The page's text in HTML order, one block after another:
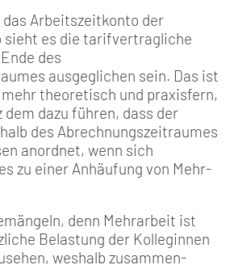
Arbeitszeitkonto der
sieht es die tarifvertragliche
des
ausgeglichen sein. Das ist
theoretisch und praxisfern,
dazu führen, dass der
des Abrechnungszeitraumes
anordnet, wenn sich
zu einer Anhäufung von Mehr­
denn Mehrarbeit ist
Belastung der Kolleginnen
weshalb zusammen­